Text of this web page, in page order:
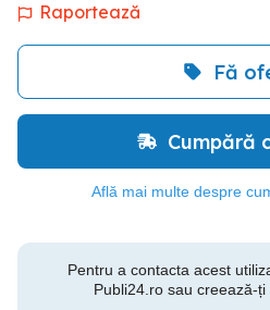
Raportează
Fă
Cumpără
Află mai multe despre
Pentru a contacta acest
Publi24.ro sau creează-